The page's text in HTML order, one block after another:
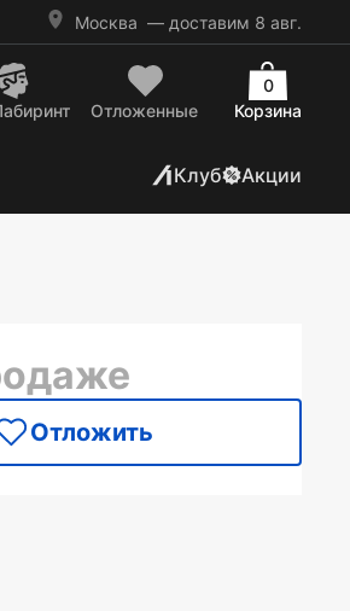
Москва — доставим 8 авг.
Отложенные Корзина
0
Клуб Акции
Отложить